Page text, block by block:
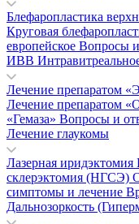
Блефаропластика
Круговая
европейское Вопросы и
ИВВ
Лечение препаратом
Лечение препаратом
«Гемаза» Вопросы и
Лечение глаукомы
Лазерная иридэктомия
склерэктомия (НГСЭ)
симптомы и лечение
Дальнозоркость